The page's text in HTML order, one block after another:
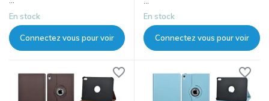
En stock
Connectez vous pour voir
En stock
Connectez vous pour voir